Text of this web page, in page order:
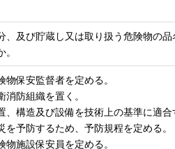
、及び貯蔵し又は取り扱う危険物の
保安監督者を定める。
防組織を置く。
、構造及び設備を技術上の基準に適合
を予防するため、予防規程を定める。
施設保安員を定める。